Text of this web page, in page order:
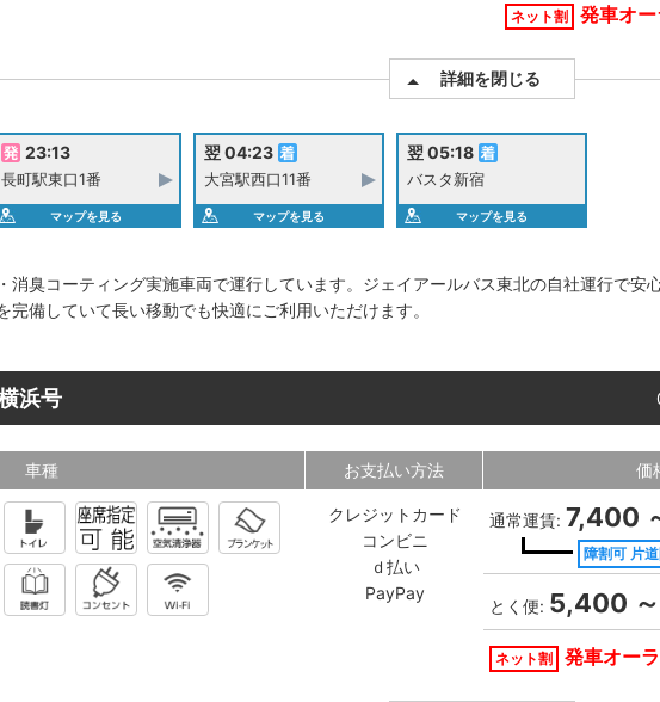
ネット割 発車オ
詳細を閉じる
23:13
長町駅東口1番
マップを見る
翌 04:23
大宮駅西口11番
マップを見る
翌 05:18
バスタ新宿
マップを見る
消臭コーティング実施車両で運行しています。ジェイアールバス東北の自社運行で
完備していて長い移動でも快適にご利用いただけます。
浜号
車種 お支払い方法
クレジットカード
コンビニ
ｄ払い
PayPay
価
通常運賃: 7,400
障割可 片
とく便: 5,400
ネット割 発車オー